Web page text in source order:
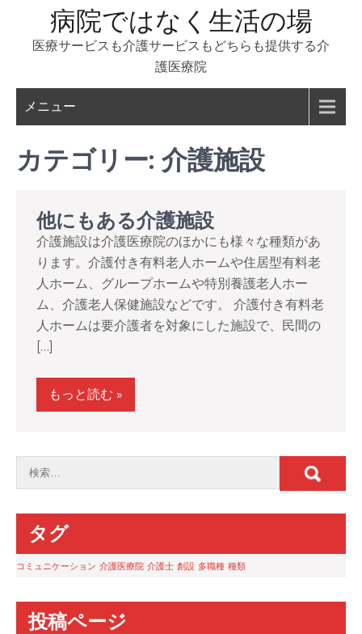
病院ではなく生活の場
医療サービスも介護サービスもどちらも提供する介
護医療院
メニュー
カテゴリー: 介護施設
他にもある介護施設
介護施設は介護医療院のほかにも様々な種類があ
ります。介護付き有料老人ホームや住居型有料老
人ホーム、グループホームや特別養護老人ホー
ム、介護老人保健施設などです。 介護付き有料老
人ホームは要介護者を対象にした施設で、民間の
[…]
もっと読む »
タグ
コミュニケーション 介護医療院 介護士 創設 多職種 種類
投稿ページ